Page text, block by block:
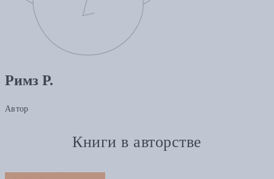
Римз Р.
Автор
Книги в авторстве